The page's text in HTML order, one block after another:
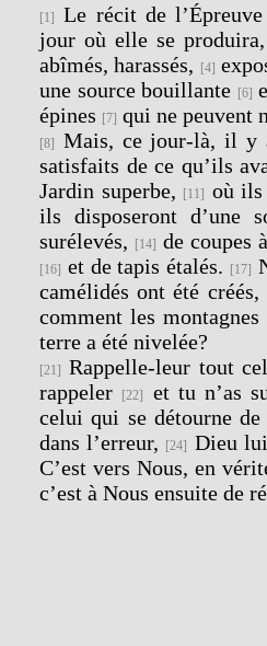
[1]
Le récit de
jour où elle se
abîmés, harassés, [4]
une source bouillante [6]
épines [7] qui ne peuvent
[8]
Mais, ce jour-là, il y
satisfaits de ce qu’ils
Jardin superbe, [11] où
ils disposeront d’une
surélevés, [14] de coupes
[16] et de tapis étalés. [17]
camélidés ont été créés,
comment les
terre a été nivelée?
[21] Rappelle-leur tout
rappeler
[22]
et tu n’as
celui qui se détourne
dans l’erreur, [24] Dieu
C’est vers Nous, en
c’est à Nous ensuite de